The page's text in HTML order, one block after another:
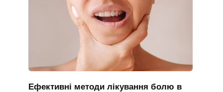
Ефективні методи лікування болю в